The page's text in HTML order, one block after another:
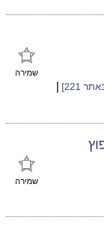
שמירה
221]
|
שמירה